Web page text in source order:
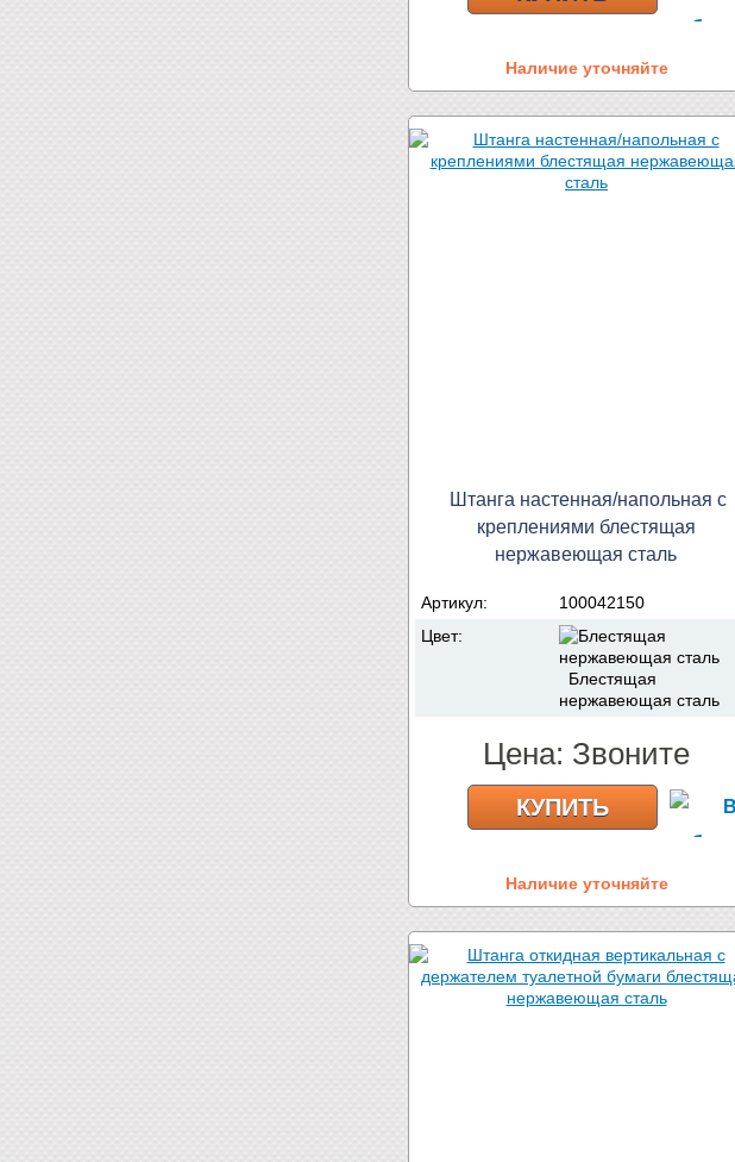
Наличие уточняйте
Штанга настенная/напольная с
креплениями блестящая
нержавеющая сталь
Артикул:
100042150
Цвет:
Блестящая
нержавеющая сталь
Цена: Звоните
КУПИТЬ
Наличие уточняйте